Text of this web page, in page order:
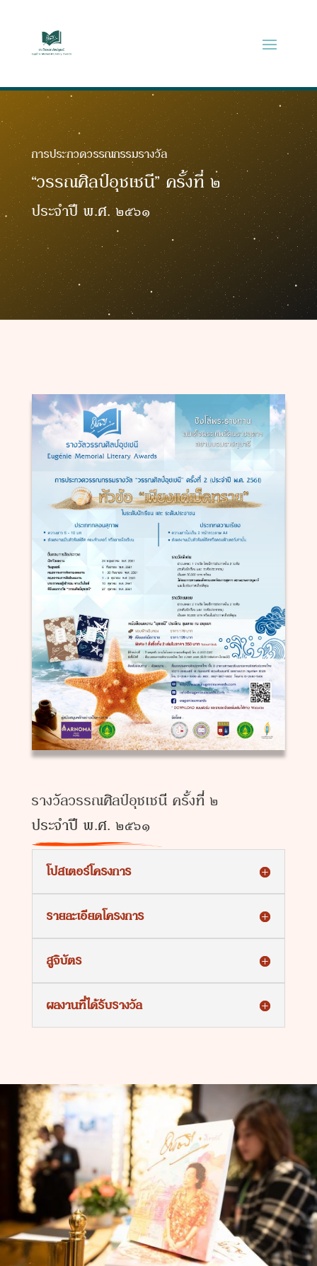
การประกวดวรรณกรรมรางวัล
“วรรณศิลป์อุชเชนี” ครั้งที่ ๒
ประจำปี พ.ศ. ๒๕๖๑
รางวัลวรรณศิลป์อุชเชนี ครั้งที่ ๒
ประจำปี พ.ศ. ๒๕๖๑
โปสเตอร์โครงการ
รายละเอียดโครงการ
สูจิบัตร
ผลงานที่ได้รับรางวัล